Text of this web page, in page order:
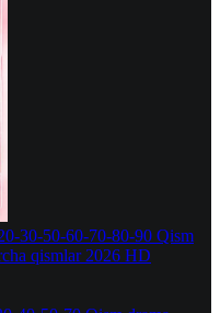
30-50-60-70-80-90 Qism
qismlar 2026 HD